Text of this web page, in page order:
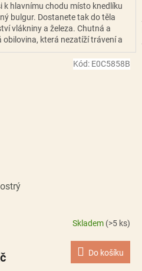
k hlavnímu chodu místo knedlíku
bulgur. Dostanete tak do těla
vlákniny a železa. Chutná a
obilovina, která nezatíží trávení a
Skladem (>5 ks)
Do košíku
Kód: E0C5858B